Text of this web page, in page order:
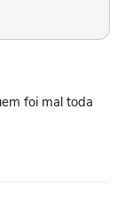
foi mal toda